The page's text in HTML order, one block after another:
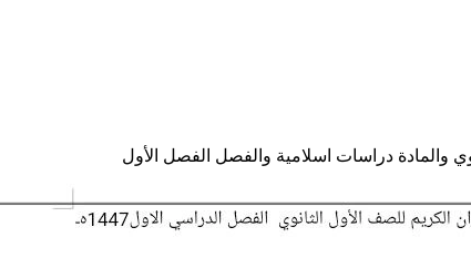
والمادة دراسات اسلامية والفصل الفصل الأول